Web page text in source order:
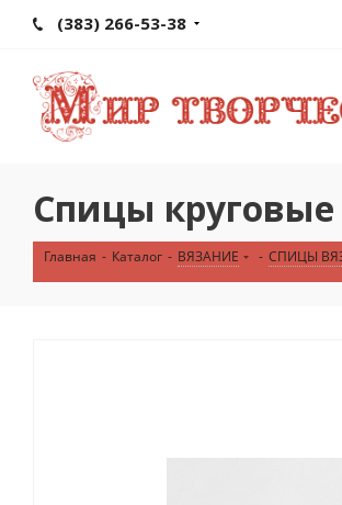
(383) 266-53-38
Спицы круговые
Главная - Каталог - ВЯЗАНИЕ - СПИЦЫ